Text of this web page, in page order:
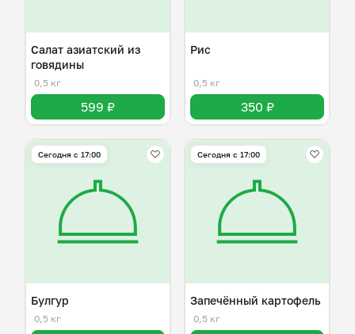
Салат азиатский из
говядины
0,5 кг
599 ₽
Рис
0,5 кг
350 ₽
Сегодня с 17:00
Булгур
0,5 кг
Сегодня с 17:00
Запечённый картофель
0,5 кг